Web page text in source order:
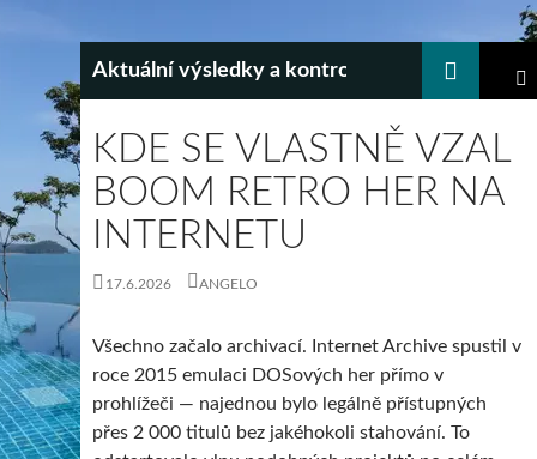
Aktuální výsledky a kontrola tiketu všech
OBSAHU
WEBU
KDE SE VLASTNĚ VZAL
BOOM RETRO HER NA
INTERNETU
17.6.2026 ANGELO
Všechno začalo archivací. Internet Archive spustil v
roce 2015 emulaci DOSových her přímo v
prohlížeči — najednou bylo legálně přístupných
přes 2 000 titulů bez jakéhokoli stahování. To